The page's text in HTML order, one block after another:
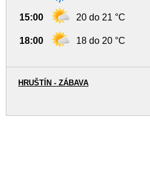
15:00 20 do 21 °C
18:00 18 do 20 °C
HRUŠTÍN - ZÁBAVA